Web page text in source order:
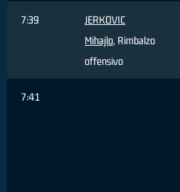
7:39
JERKOVIC
Mihajlo, Rimbalzo
offensivo
7:41